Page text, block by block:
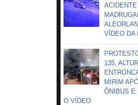
VÍDEO DA
135,
MIRIM
ÔNIBUS E
O VÍDEO